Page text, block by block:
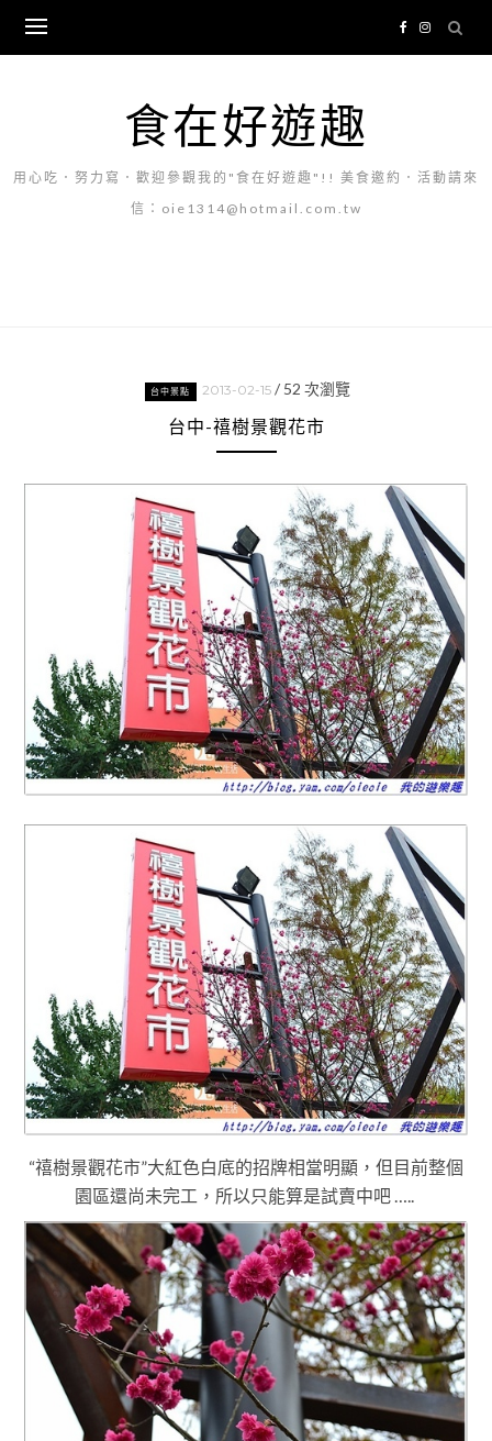
content
食在好遊趣
用心吃．努力寫．歡迎參觀我的"食在好遊趣"!! 美食邀約．活動請來
信：oie1314@hotmail.com.tw
台中景點 2013-02-15 / 52 次瀏覽
台中-禧樹景觀花市
“禧樹景觀花市”大紅色白底的招牌相當明顯 ，但 目前整個
園區還尚未完工 ，所以只能算是試賣中吧 …..